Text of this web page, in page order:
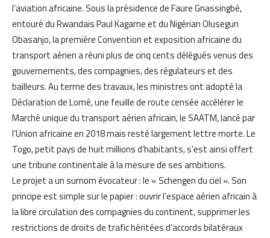
l’aviation africaine. Sous la présidence de Faure Gnassingbé,
entouré du Rwandais Paul Kagame et du Nigérian Olusegun
Obasanjo, la première Convention et exposition africaine du
transport aérien a réuni plus de cinq cents délégués venus des
gouvernements, des compagnies, des régulateurs et des
bailleurs. Au terme des travaux, les ministres ont adopté la
Déclaration de Lomé, une feuille de route censée accélérer le
Marché unique du transport aérien africain, le SAATM, lancé par
l’Union africaine en 2018 mais resté largement lettre morte. Le
Togo, petit pays de huit millions d’habitants, s’est ainsi offert
une tribune continentale à la mesure de ses ambitions.
Le projet a un surnom évocateur : le « Schengen du ciel ». Son
principe est simple sur le papier : ouvrir l’espace aérien africain à
la libre circulation des compagnies du continent, supprimer les
restrictions de droits de trafic héritées d’accords bilatéraux